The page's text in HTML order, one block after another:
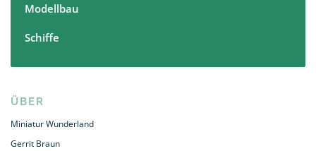
Modellbau
Schiffe
ÜBER
Miniatur Wunderland
Gerrit Braun